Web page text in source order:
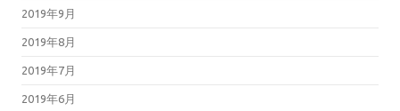
2019年9月
2019年8月
2019年7月
2019年6月